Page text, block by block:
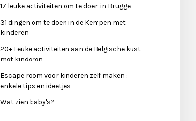
17 leuke activiteiten om te doen in Brugge
31 dingen om te doen in de Kempen met
kinderen
20+ Leuke activiteiten aan de Belgische kust
met kinderen
Escape room voor kinderen zelf maken :
enkele tips en ideetjes
Wat zien baby's?